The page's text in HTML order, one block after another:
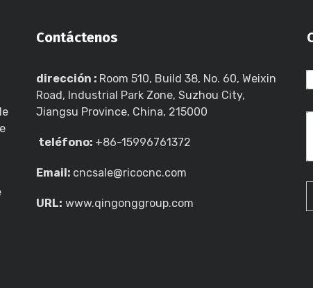
Contáctenos
dirección : Room 510, Build 38, No. 60, Weixin
Road, Industrial Park Zone, Suzhou City,
Jiangsu Province, China, 215000
teléfono: +86-15996761372
Email: cncsale@ricocnc.com
URL: www.qingonggroup.com